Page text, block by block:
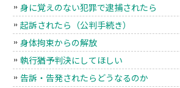
身に覚えのない犯罪で逮捕されたら
起訴されたら（公判手続き）
身体拘束からの解放
執行猶予判決にしてほしい
告訴・告発されたらどうなるのか